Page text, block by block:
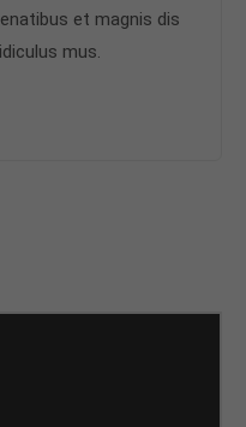
et magnis dis
mus.